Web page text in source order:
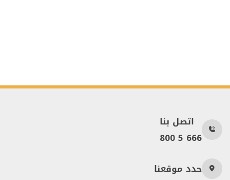
اتصل بنا
800 5 666
حدد موقعنا